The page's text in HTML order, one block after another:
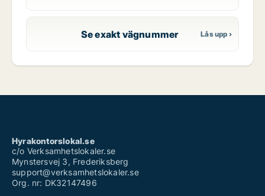
Se exakt vägnummer
Hyrakontorslokal.se
c/o Verksamhetslokaler.se
Mynstersvej 3, Frederiksberg
support@verksamhetslokaler.se
Org. nr: DK32147496